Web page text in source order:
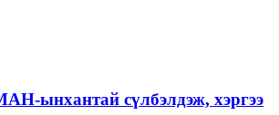
ынхантай сүлбэлдэж, хэргээ